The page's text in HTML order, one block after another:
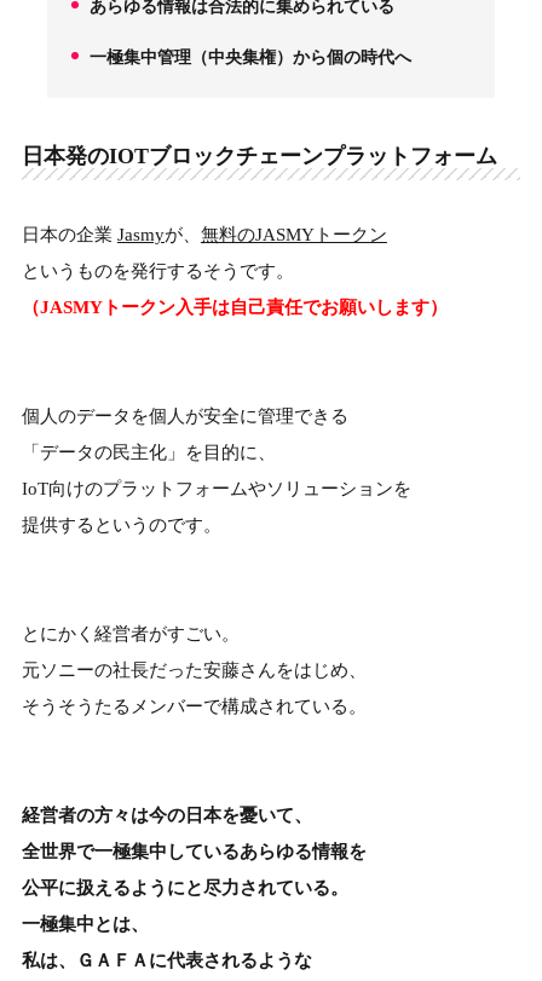
3.
あらゆる情報は合法的に集められている
一極集中管理（中央集権）から個の時代へ
日本発のIOTブロックチェーンプラットフォーム
日本の企業 Jasmyが、 無料のJASMYトークン
というものを発行するそうです。
（JASMYトークン入手は自己責任でお願いします）
個人のデータを個人が安全に管理できる
「データの民主化」を目的に、
IoT向けのプラットフォームやソリューションを
提供するというのです。
とにかく経営者がすごい。
元ソニーの社長だった安藤さんをはじめ、
そうそうたるメンバーで構成されている。
経営者の方々は今の日本を憂いて、
全世界で一極集中しているあらゆる情報を
公平に扱えるようにと尽力されている。
一極集中とは、
私は、ＧＡＦＡに代表されるような